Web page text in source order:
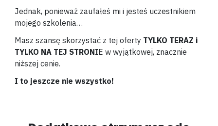
Jednak, ponieważ zaufałeś mi i jesteś uczestnikiem
mojego szkolenia…
Masz szansę skorzystać z tej oferty TYLKO TERAZ i
TYLKO NA TEJ STRONIE w wyjątkowej, znacznie
niższej cenie.
I to jeszcze nie wszystko!